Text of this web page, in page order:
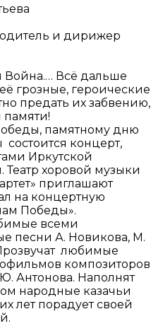
и дирижер
Война.… Всё дальше
грозные, героические
предать их забвению,
памяти!
памятному дню
концерт,
Иркутской
хоровой музыки
приглашают
на концертную
Победы».
всеми
песниА. Новикова, М.
любимые
композиторов
Ю. Антонова. Наполнят
народные казачьи
лет порадует своей